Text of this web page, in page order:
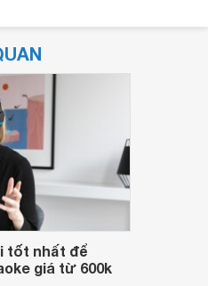
tốt nhất để
giá từ 600k